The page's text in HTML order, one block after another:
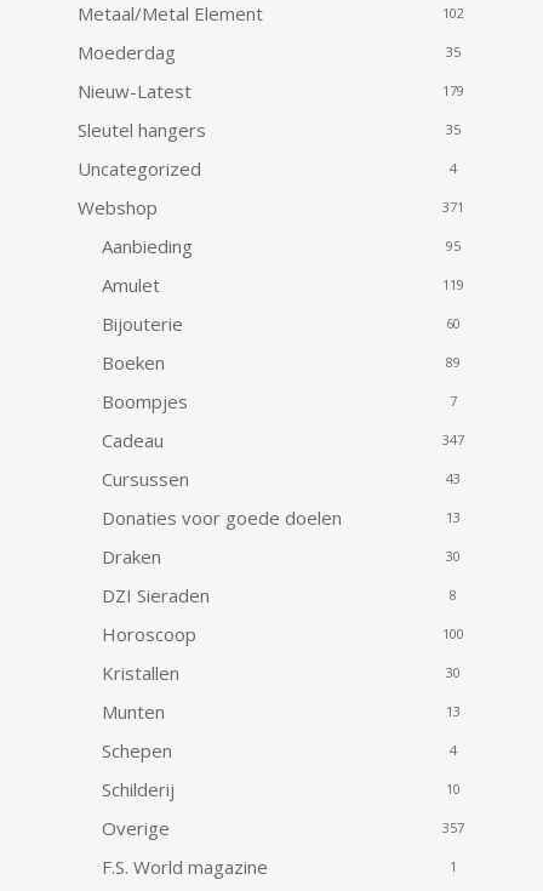
Metaal/Metal Element 102
Moederdag 35
Nieuw-Latest 179
Sleutel hangers 35
Uncategorized 4
Webshop 371
Aanbieding 95
Amulet 119
Bijouterie 60
Boeken 89
Boompjes 7
Cadeau 347
Cursussen 43
Donaties voor goede doelen 13
Draken 30
DZI Sieraden 8
Horoscoop 100
Kristallen 30
Munten 13
Schepen 4
Schilderij 10
Overige 357
F.S. World magazine 1